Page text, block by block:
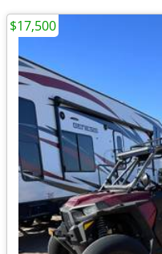
$17,500